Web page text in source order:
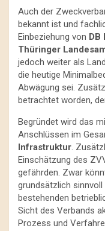
Auch der
bekannt ist und
Einbeziehung von DB
Thüringer
jedoch weiter als
die heutige
Abwägung sei.
betrachtet worden,
Begründet wird das
Anschlüssen im
Infrastruktur.
Einschätzung des
gefährden. Zwar
grundsätzlich
bestehenden
Sicht des Verbands
Prozess und